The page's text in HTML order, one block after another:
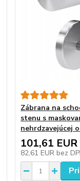
Zábrana na
stenu s
nehrdzavejúcej
101,61 EUR
82,61 EUR bez